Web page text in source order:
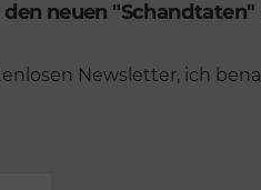
neuen
Newsletter, ich